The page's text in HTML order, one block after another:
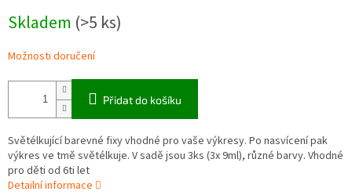
cena:
Skladem (>5 ks)
Možnosti doručení
Přidat do košíku
Světélkující barevné fixy vhodné pro vaše výkresy. Po nasvícení pak
výkres ve tmě světélkuje. V sadě jsou 3ks (3x 9ml), různé barvy. Vhodné
pro děti od 6ti let
Detailní informace